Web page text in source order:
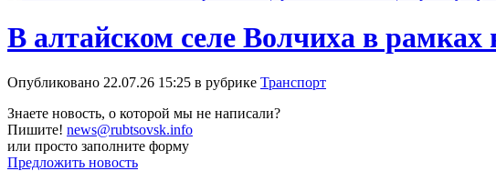
В алтайском селе Волчиха в
Опубликовано 22.07.26 15:25 в рубрике Транспорт
Знаете новость, о которой мы не написали?
Пишите! news@rubtsovsk.info
или просто заполните форму
Предложить новость